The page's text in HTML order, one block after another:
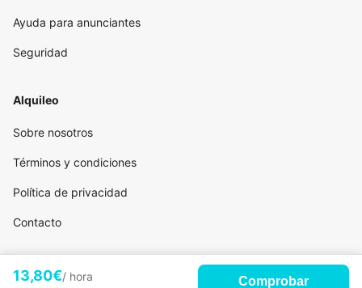
13,80€/ hora Comprobar
Ayuda para anunciantes
Seguridad
Alquileo
Sobre nosotros
Términos y condiciones
Política de privacidad
Contacto